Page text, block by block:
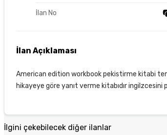
İlan No
İlan Açıklaması
American edition workbook pekistirme kitabi
hikayeye göre yanıt verme kitabıdır
İlgini çekebilecek diğer ilanlar